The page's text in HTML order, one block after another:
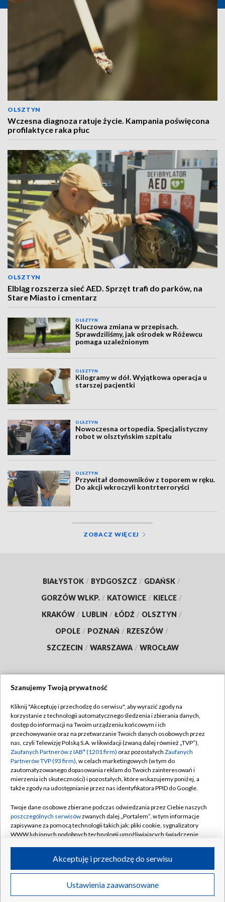
OLSZTYN
Wczesna diagnoza ratuje życie. Kampania poświęcona
profilaktyce raka płuc
OLSZTYN
Elbląg rozszerza sieć AED. Sprzęt trafi do parków, na
Stare Miasto i cmentarz
OLSZTYN
Kluczowa zmiana w przepisach.
Sprawdziliśmy, jak ośrodek w Różewcu
pomaga uzależnionym
OLSZTYN
Kilogramy w dół. Wyjątkowa operacja u
starszej pacjentki
OLSZTYN
Nowoczesna ortopedia. Specjalistyczny
robot w olsztyńskim szpitalu
OLSZTYN
Przywitał domowników z toporem w ręku.
Do akcji wkroczyli kontrterroryści
ZOBACZ WIĘCEJ
BIAŁYSTOK / BYDGOSZCZ / GDAŃSK /
GORZÓW WLKP. / KATOWICE / KIELCE /
KRAKÓW / LUBLIN / ŁÓDŹ / OLSZTYN /
OPOLE / POZNAŃ / RZESZÓW /
SZCZECIN / WARSZAWA / WROCŁAW
TVP
Abonament TVP
Emisja w TVP
Centrum informacji TVP
Naziemna Telewizja Cyfrowa
Rada Programowa
System NOS
Informacje o nadawcy
Program dla prasy
Ogłoszenie przetargowe
Regulamin TVP
Polityka prywatności
Moje zgody
Pomoc
Kontakt
Kanały
©2026 Telewizja Polska S.A. w likwidacji
Szanujemy Twoją prywatność
Kliknij "Akceptuję i przechodzę do serwisu", aby wyrazić zgody na
korzystanie z technologii automatycznego śledzenia i zbierania danych,
dostęp do informacji na Twoim urządzeniu końcowym i ich
przechowywanie oraz na przetwarzanie Twoich danych osobowych przez
nas, czyli Telewizję Polską S.A. w likwidacji (zwaną dalej również „TVP”),
Zaufanych Partnerów z IAB* (1201 firm) oraz pozostałych Zaufanych
Partnerów TVP (93 firm), w celach marketingowych (w tym do
zautomatyzowanego dopasowania reklam do Twoich zainteresowań i
mierzenia ich skuteczności) i pozostałych, które wskazujemy poniżej, a
także zgody na udostępnianie przez nas identyfikatora PPID do Google.
Twoje dane osobowe zbierane podczas odwiedzania przez Ciebie naszych
poszczególnych serwisówzwanych dalej „Portalem”, w tym informacje
zapisywane za pomocą technologii takich jak: pliki cookie, sygnalizatory
WWW lub innych podobnych technologii umożliwiających świadczenie
ruchu w Internecie.
Twoje dane osobowe zbierane podczas odwiedzania przez Ciebie
poszczególnych serwisówna Portalu, takie jak adresy IP, identyfikatory
Ustawienia zaawansowane
Akceptuję i przechodzę do serwisu